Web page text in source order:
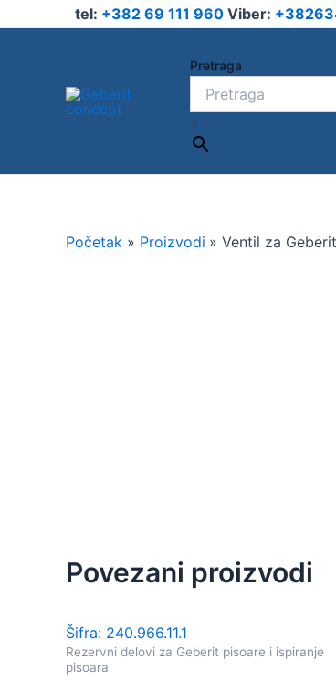
tel: +382 69 111 960 Viber:
Pretraga
×
Početak Proizvodi Ventil za
Povezani proizvodi
Šifra: 240.966.11.1
Rezervni delovi za Geberit pisoare i ispiranje
pisoara